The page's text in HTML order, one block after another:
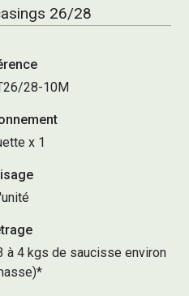
26/28
28-10M
x 1
à 4 kgs de saucisse environ